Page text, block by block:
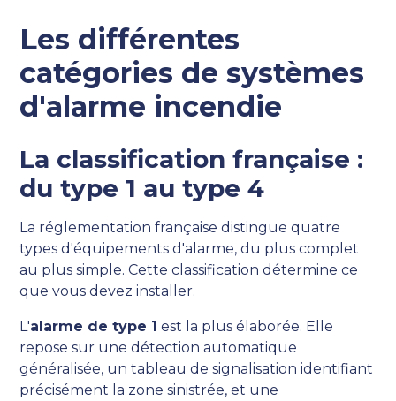
Les différentes
catégories de systèmes
d'alarme incendie
La classification française :
du type 1 au type 4
La réglementation française distingue quatre
types d'équipements d'alarme, du plus complet
au plus simple. Cette classification détermine ce
que vous devez installer.
L'alarme de type 1 est la plus élaborée. Elle
repose sur une détection automatique
généralisée, un tableau de signalisation identifiant
précisément la zone sinistrée, et une